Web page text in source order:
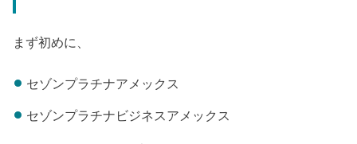
まず初めに、
セゾンプラチナアメックス
セゾンプラチナビジネスアメックス